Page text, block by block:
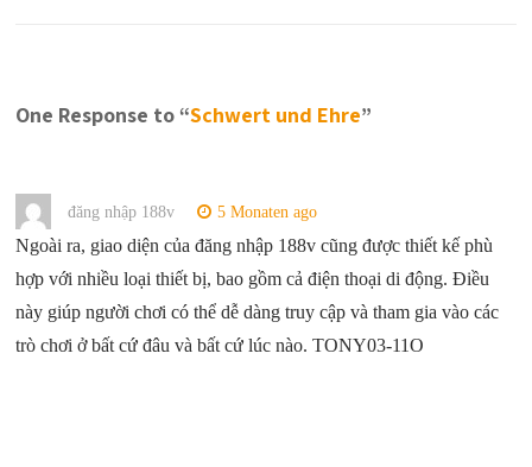
One Response to “Schwert und Ehre”
đăng nhập 188v 5 Monaten ago
Ngoài ra, giao diện của đăng nhập 188v cũng được thiết kế phù
hợp với nhiều loại thiết bị, bao gồm cả điện thoại di động. Điều
này giúp người chơi có thể dễ dàng truy cập và tham gia vào các
trò chơi ở bất cứ đâu và bất cứ lúc nào. TONY03-11O